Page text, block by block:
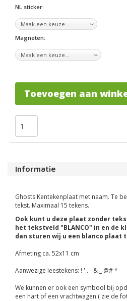
NL sticker:
Magneten:
Toevoegen aan
Informatie
Ghosts Kentekenplaat met naam. Te
tekst. Maximaal 15 tekens.
Ook kunt u deze plaat zonder
het tekstveld "BLANCO" in en de
dan sturen wij u een blanco plaat
Afmeting ca. 52x11 cm
Aanwezige leestekens: ! ' . - & _ @# *
We kunnen er ook een symbool bij
een hart of een vrachtwagen ( zie de